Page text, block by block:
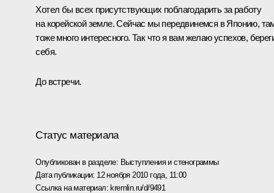
Хотел бы всех присутствующих поблагодарить за работу
на корейской земле. Сейчас мы передвинемся в Японию,
тоже много интересного. Так что я вам желаю успехов,
себя.
До встречи.
Статус материала
Опубликован в разделе: Выступления и стенограммы
Дата публикации: 12 ноября 2010 года, 11:00
Ссылка на материал:kremlin.ru/d/9491